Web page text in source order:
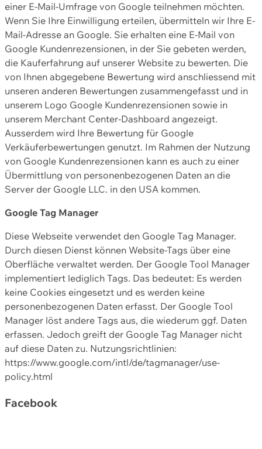
einer E-Mail-Umfrage von Google teilnehmen möchten.
Wenn Sie Ihre Einwilligung erteilen, übermitteln wir Ihre E-
Mail-Adresse an Google. Sie erhalten eine E-Mail von
Google Kundenrezensionen, in der Sie gebeten werden,
die Kauferfahrung auf unserer Website zu bewerten. Die
von Ihnen abgegebene Bewertung wird anschliessend mit
unseren anderen Bewertungen zusammengefasst und in
unserem Logo Google Kundenrezensionen sowie in
unserem Merchant Center-Dashboard angezeigt.
Ausserdem wird Ihre Bewertung für Google
Verkäuferbewertungen genutzt. Im Rahmen der Nutzung
von Google Kundenrezensionen kann es auch zu einer
Übermittlung von personenbezogenen Daten an die
Server der Google LLC. in den USA kommen.
Google Tag Manager
Diese Webseite verwendet den Google Tag Manager.
Durch diesen Dienst können Website-Tags über eine
Oberfläche verwaltet werden. Der Google Tool Manager
implementiert lediglich Tags. Das bedeutet: Es werden
keine Cookies eingesetzt und es werden keine
personenbezogenen Daten erfasst. Der Google Tool
Manager löst andere Tags aus, die wiederum ggf. Daten
erfassen. Jedoch greift der Google Tag Manager nicht
auf diese Daten zu. Nutzungsrichtlinien:
https://www.google.com/intl/de/tagmanager/use-
policy.html
Facebook